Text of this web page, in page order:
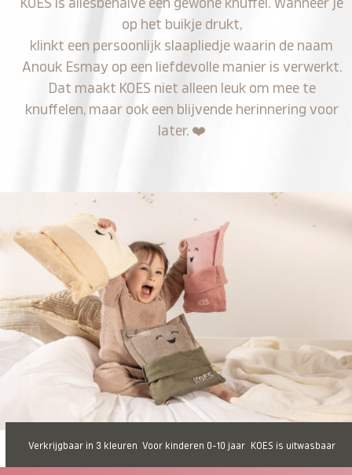
KOES is allesbehalve een gewone knuffel. Wanneer je
op het buikje drukt,
klinkt een persoonlijk slaapliedje waarin de naam
Anouk Esmay op een liefdevolle manier is verwerkt.
Dat maakt KOES niet alleen leuk om mee te
knuffelen, maar ook een blijvende herinnering voor
later. ❤️
Verkrijgbaar in 3 kleuren Voor kinderen 0-10 jaar KOES is uitwasbaar